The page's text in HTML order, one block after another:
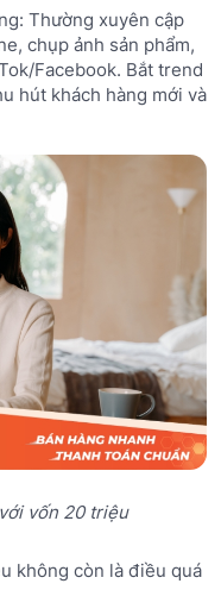
Thường xuyên cập
chụp ảnh sản phẩm,
Facebook. Bắt trend
hút khách hàng mới và
vốn 20 triệu
không còn là điều quá